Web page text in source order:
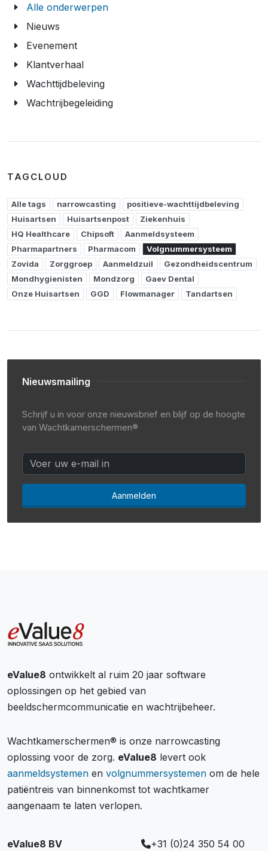
Alle onderwerpen
Nieuws
Evenement
Klantverhaal
Wachttijdbeleving
Wachtrijbegeleiding
TAGCLOUD
Alle tags narrowcasting
positieve-wachttijdbeleving
Huisartsen
Huisartsenpost
Ziekenhuis
HQ Healthcare
Chipsoft
Aanmeldsysteem
Pharmapartners
Pharmacom
Volgnummersysteem
Zovida
Zorggroep Aanmeldzuil
Gezondheidscentrum
Mondhygienisten
Mondzorg
Gaev Dental
Onze Huisartsen
GGD Flowmanager Tandartsen
Nieuwsmailing
Schrijf u in voor onze nieuwsbrief en blijf op de hoogte
van Wachtkamerschermen®
Aanmelden
eValue8 ontwikkelt al ruim 20 jaar software
oplossingen op het gebied van
beeldschermcommunicatie en wachtrijbeheer.
Wachtkamerschermen® is onze narrowcasting
oplossing voor de zorg. eValue8 levert ook
aanmeldsystemen en volgnummersystemen om de hele
patiëntreis van binnenkomst tot wachtkamer
aangenaam te laten verlopen.
eValue8 BV
+31 (0)24 350 54 00